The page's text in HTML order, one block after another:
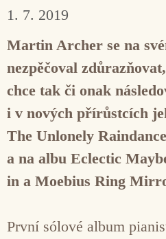
1. 7. 2019
Martin Archer se na
nezpěčoval
chce tak či onak
i v nových přírůstcích
The Unlonely
a na albu Eclectic
in a Moebius Ring
První sólové album